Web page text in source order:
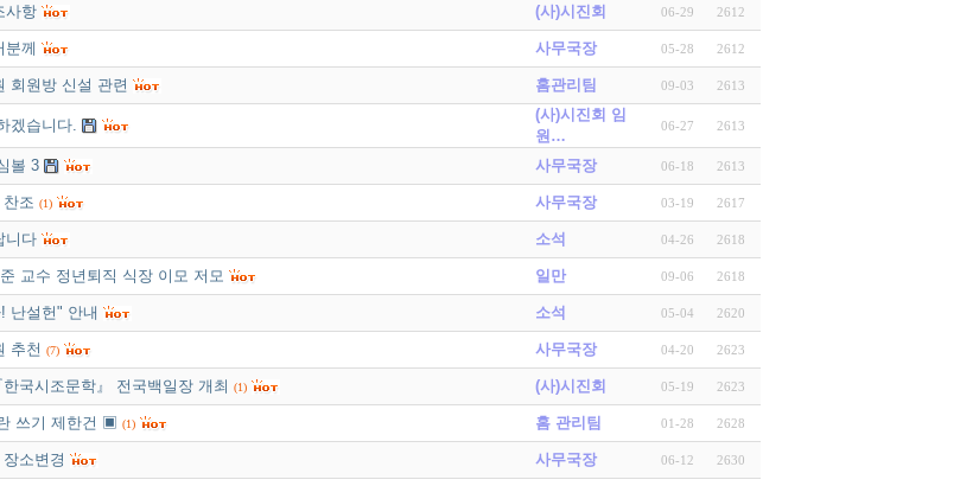
사항 (사)시진회 06-29 2612
분께 사무국장 05-28 2612
회원방 신설 관련 홈관리팀 09-03 2613
겠습니다.
(사)시진회 임
원…
06-27 2613
볼 3 사무국장 06-18 2613
조 (1) 사무국장 03-19 2617
니다 소석 04-26 2618
교수 정년퇴직 식장 이모 저모 일만 09-06 2618
난설헌" 안내 소석 05-04 2620
추천 (7) 사무국장 04-20 2623
국시조문학』 전국백일장 개최 (1) (사)시진회 05-19 2623
쓰기 제한건 ▣ (1) 홈 관리팀 01-28 2628
소변경 사무국장 06-12 2630